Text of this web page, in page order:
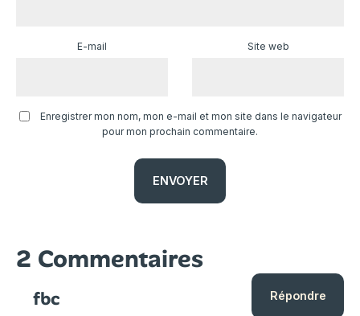
E-mail Site web
Enregistrer mon nom, mon e-mail et mon site dans le navigateur
pour mon prochain commentaire.
2 Commentaires
fbc Répondre